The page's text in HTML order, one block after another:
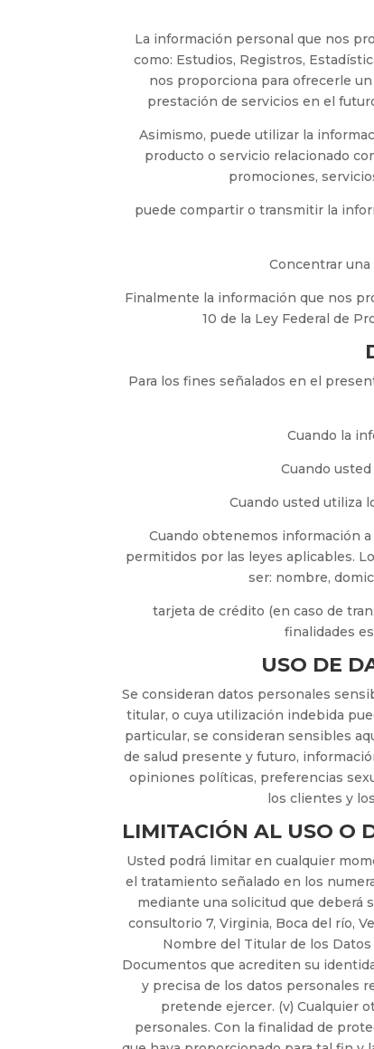
La información personal que nos
como: Estudios, Registros,
nos proporciona para ofrecerle
prestación de servicios en el
Asimismo, puede utilizar la
producto o servicio relacionado
promociones,
puede compartir o transmitir la
Concentrar
Finalmente la información que nos
10 de la Ley Federal de
Para los fines señalados en el
Cuando la
Cuando
Cuando usted utiliza
Cuando obtenemos información
permitidos por las leyes aplicables.
ser: nombre,
tarjeta de crédito (en caso de
finalidades
USO DE
Se consideran datos personales
titular, o cuya utilización indebida
particular, se consideran sensibles
de salud presente y futuro,
opiniones políticas, preferencias
los clientes y
LIMITACIÓN AL USO O
Usted podrá limitar en cualquier
el tratamiento señalado en los
mediante una solicitud que deberá
consultorio 7, Virginia, Boca del río,
Nombre del Titular de los
Documentos que acrediten su
y precisa de los datos personales
pretende ejercer. (v) Cualquier
personales. Con la finalidad de